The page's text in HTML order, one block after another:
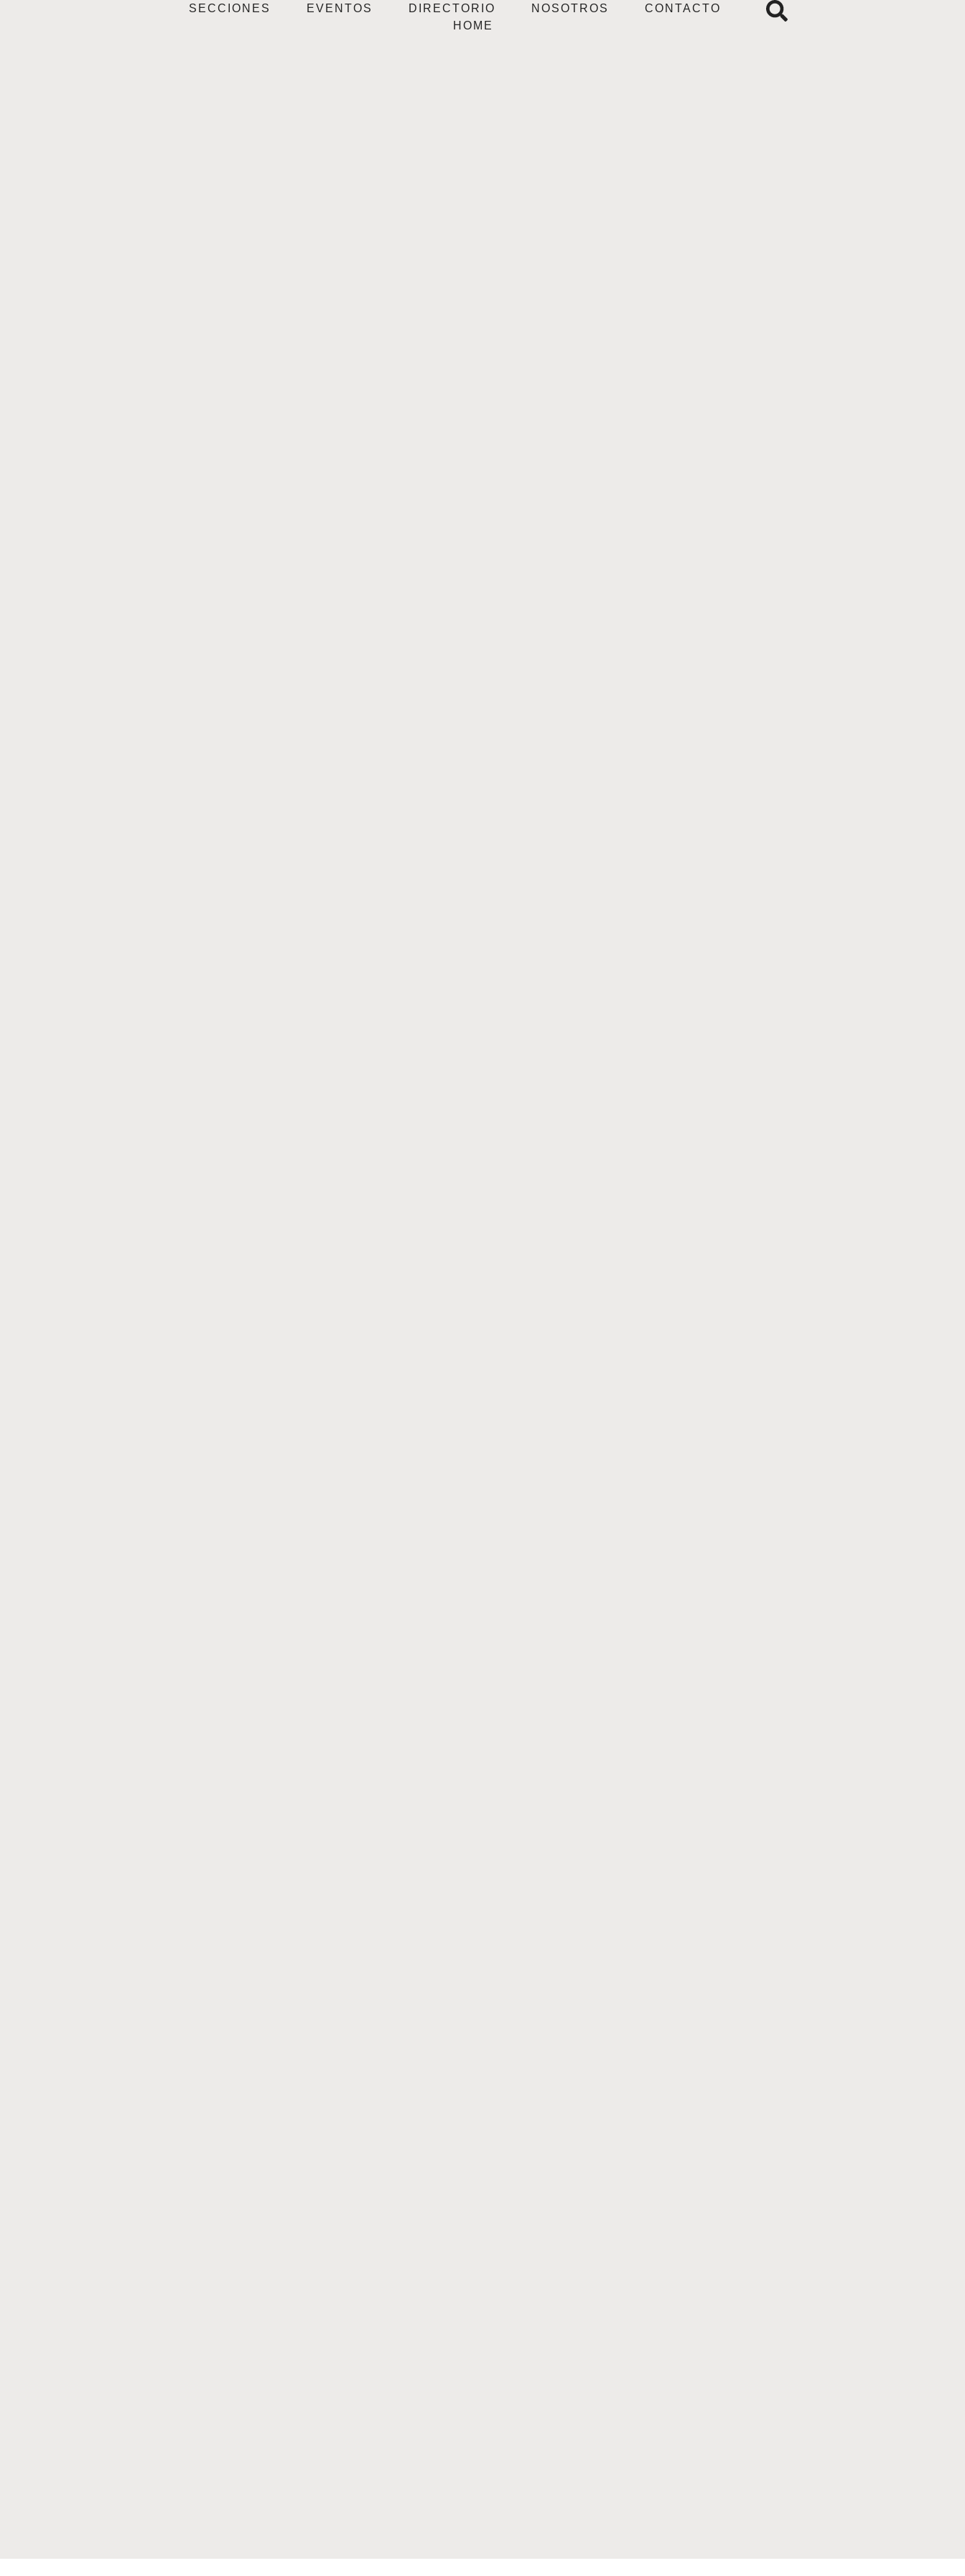
SECCIONES EVENTOS DIRECTORIO NOSOTROS
CONTACTO
HOME